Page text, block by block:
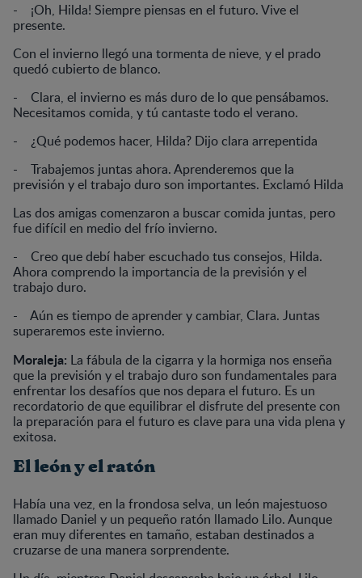
- ¡Oh, Hilda! Siempre piensas en el futuro. Vive el
presente.
Con el invierno llegó una tormenta de nieve, y el prado
quedó cubierto de blanco.
- Clara, el invierno es más duro de lo que pensábamos.
Necesitamos comida, y tú cantaste todo el verano.
- ¿Qué podemos hacer, Hilda? Dijo clara arrepentida
- Trabajemos juntas ahora. Aprenderemos que la
previsión y el trabajo duro son importantes. Exclamó Hilda
Las dos amigas comenzaron a buscar comida juntas, pero
fue difícil en medio del frío invierno.
- Creo que debí haber escuchado tus consejos, Hilda.
Ahora comprendo la importancia de la previsión y el
trabajo duro.
- Aún es tiempo de aprender y cambiar, Clara. Juntas
superaremos este invierno.
Moraleja: La fábula de la cigarra y la hormiga nos enseña
que la previsión y el trabajo duro son fundamentales para
enfrentar los desafíos que nos depara el futuro. Es un
recordatorio de que equilibrar el disfrute del presente con
la preparación para el futuro es clave para una vida plena y
exitosa.
El león y el ratón
Había una vez, en la frondosa selva, un león majestuoso
llamado Daniel y un pequeño ratón llamado Lilo. Aunque
eran muy diferentes en tamaño, estaban destinados a
cruzarse de una manera sorprendente.